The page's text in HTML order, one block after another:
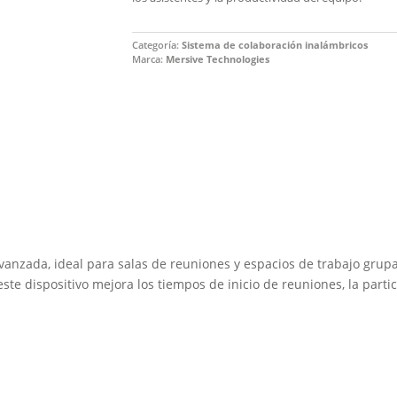
Categoría: Sistema de colaboración inalámbricos
Marca: Mersive Technologies
ideal para salas de reuniones y espacios de trabajo
dispositivo mejora los tiempos de inicio de reuniones, la